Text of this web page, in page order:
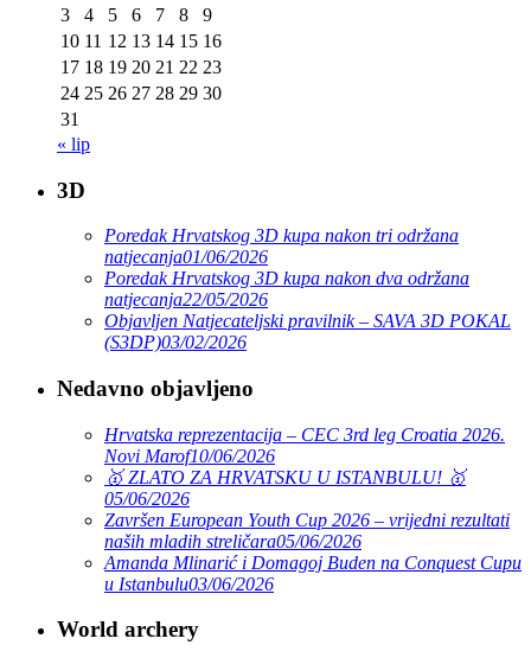
3
4 5 6 7 8
9
10 11 12 13 14 15 16
17 18 19 20 21 22 23
24 25 26 27 28 29 30
31
« lip
3D
Poredak Hrvatskog 3D kupa nakon tri održana
natjecanja01/06/2026
Poredak Hrvatskog 3D kupa nakon dva održana
natjecanja22/05/2026
Objavljen Natjecateljski pravilnik – SAVA 3D POKAL
(S3DP)03/02/2026
Nedavno objavljeno
Hrvatska reprezentacija – CEC 3rd leg Croatia 2026.
Novi Marof10/06/2026
🥇 ZLATO ZA HRVATSKU U ISTANBULU! 🥇
05/06/2026
Završen European Youth Cup 2026 – vrijedni rezultati
naših mladih streličara05/06/2026
Amanda Mlinarić i Domagoj Buden na Conquest Cupu
u Istanbulu03/06/2026
World archery